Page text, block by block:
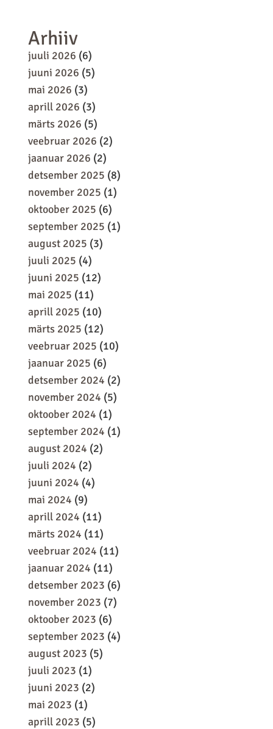
Arhiiv
juuli 2026 (6)
juuni 2026 (5)
mai 2026 (3)
aprill 2026 (3)
märts 2026 (5)
veebruar 2026 (2)
jaanuar 2026 (2)
detsember 2025 (8)
november 2025 (1)
oktoober 2025 (6)
september 2025 (1)
august 2025 (3)
juuli 2025 (4)
juuni 2025 (12)
mai 2025 (11)
aprill 2025 (10)
märts 2025 (12)
veebruar 2025 (10)
jaanuar 2025 (6)
detsember 2024 (2)
november 2024 (5)
oktoober 2024 (1)
september 2024 (1)
august 2024 (2)
juuli 2024 (2)
juuni 2024 (4)
mai 2024 (9)
aprill 2024 (11)
märts 2024 (11)
veebruar 2024 (11)
jaanuar 2024 (11)
detsember 2023 (6)
november 2023 (7)
oktoober 2023 (6)
september 2023 (4)
august 2023 (5)
juuli 2023 (1)
juuni 2023 (2)
mai 2023 (1)
aprill 2023 (5)